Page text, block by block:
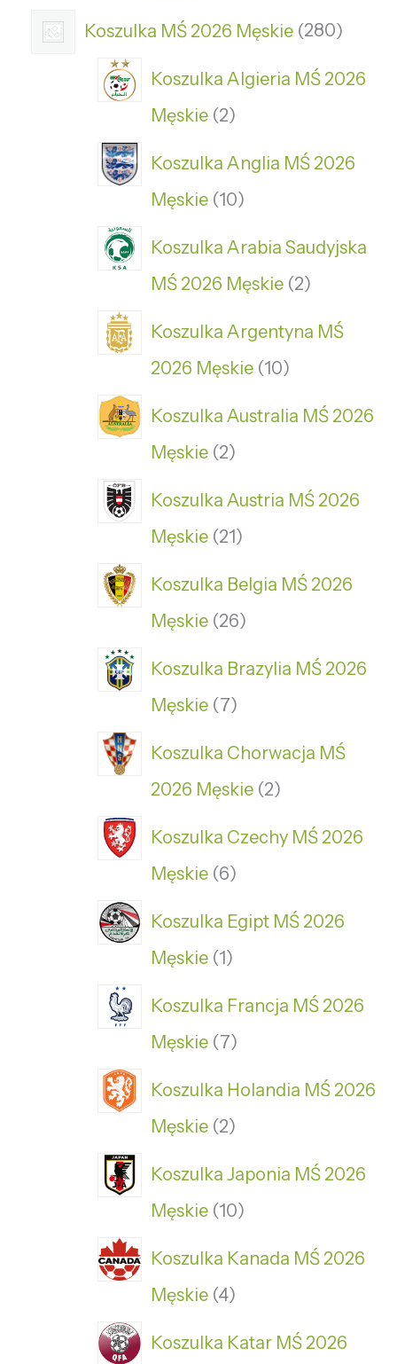
Koszulka MŚ 2026 Męskie 280
Koszulka Algieria MŚ 2026
Męskie 2
Koszulka Anglia MŚ 2026
Męskie 10
Koszulka Arabia Saudyjska
MŚ 2026 Męskie 2
Koszulka Argentyna MŚ
2026 Męskie 10
Koszulka Australia MŚ 2026
Męskie 2
Koszulka Austria MŚ 2026
Męskie 21
Koszulka Belgia MŚ 2026
Męskie 26
Koszulka Brazylia MŚ 2026
Męskie 7
Koszulka Chorwacja MŚ
2026 Męskie 2
Koszulka Czechy MŚ 2026
Męskie 6
Koszulka Egipt MŚ 2026
Męskie 1
Koszulka Francja MŚ 2026
Męskie 7
Koszulka Holandia MŚ 2026
Męskie 2
Koszulka Japonia MŚ 2026
Męskie 10
Koszulka Kanada MŚ 2026
Męskie 4
Koszulka Katar MŚ 2026